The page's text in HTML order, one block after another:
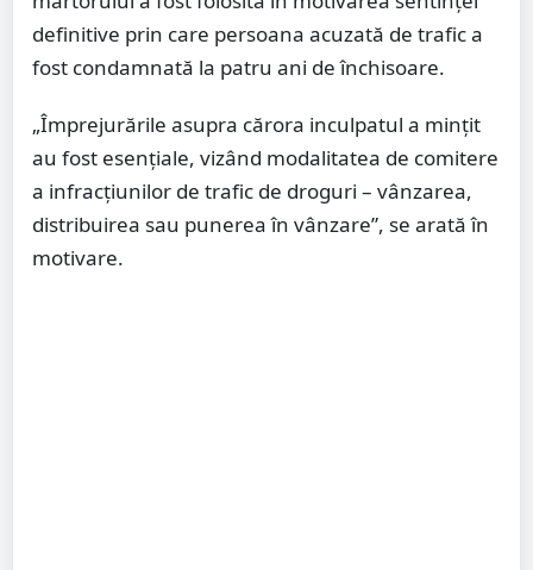
definitive prin care persoana acuzată de trafic a
fost condamnată la patru ani de închisoare.
„Împrejurările asupra cărora inculpatul a mințit
au fost esențiale, vizând modalitatea de comitere
a infracțiunilor de trafic de droguri – vânzarea,
distribuirea sau punerea în vânzare”, se arată în
motivare.